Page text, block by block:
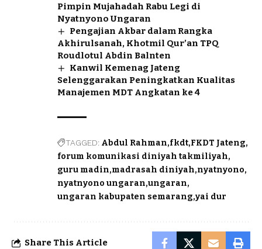
Pimpin Mujahadah Rabu Legi di
Nyatnyono Ungaran
Pengajian Akbar dalam Rangka
Akhirulsanah, Khotmil Qur’an TPQ
Roudlotul Abdin Balnten
Kanwil Kemenag Jateng
Selenggarakan Peningkatkan Kualitas
Manajemen MDT Angkatan ke 4
TAGGED: Abdul Rahman fkdt FKDT Jateng
forum komunikasi diniyah takmiliyah
guru madin madrasah diniyah nyatnyono
nyatnyono ungaran ungaran
ungaran kabupaten semarang yai dur
Share This Article